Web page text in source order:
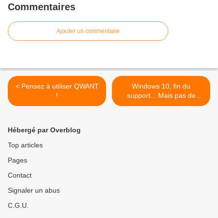
Commentaires
Ajouter un commentaire
< Pensez à utiliser QWANT
!
Windows 10, fin du
support... Mais pas de
l'usage ! >
Hébergé par Overblog
Top articles
Pages
Contact
Signaler un abus
C.G.U.